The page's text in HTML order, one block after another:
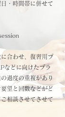
・時間帯に併せて
合わせ、復習用プ
などに向けたプラ
過度の重複があり
望と回数などがど
相談させてさせて